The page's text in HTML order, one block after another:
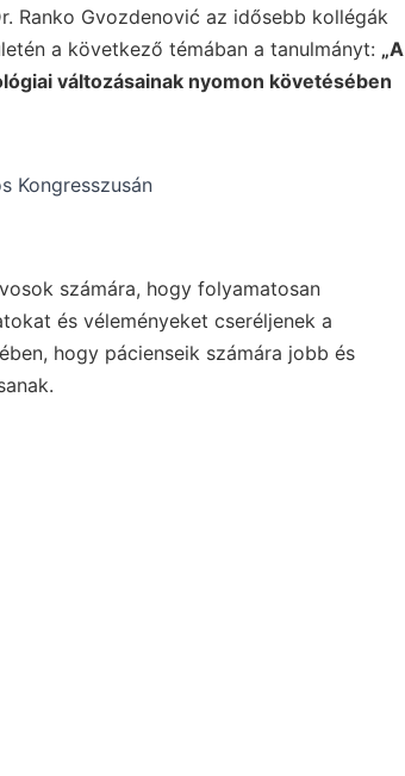
Ranko Gvozdenović az idősebb kollégák
a következő témában a tanulmányt: „A
változásainak nyomon követésében
számára, hogy folyamatosan
és véleményeket cseréljenek a
hogy pácienseik számára jobb és